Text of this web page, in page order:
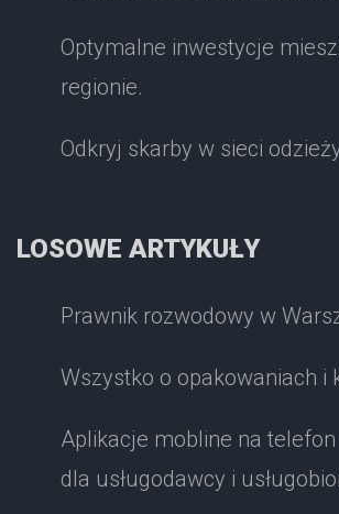
Optymalne inwestycje
regionie.
Odkryj skarby w sieci
LOSOWE ARTYKUŁY
Prawnik rozwodowy w
Wszystko o opakowaniach i
Aplikacje mobline na telefon
dla usługodawcy i